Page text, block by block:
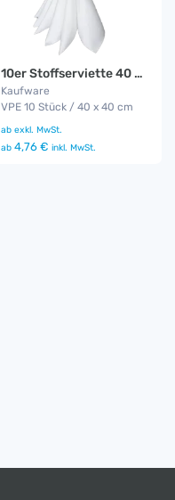
10er Stoffserviette 40 x 40
Kaufware
VPE 10 Stück / 40 x 40 cm
ab exkl. MwSt.
ab 4,76 € inkl. MwSt.